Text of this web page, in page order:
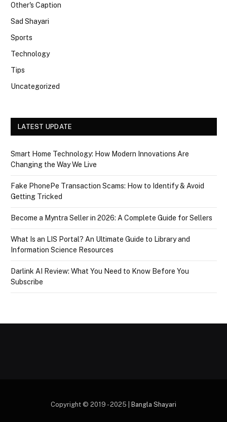
Other's Caption
Sad Shayari
Sports
Technology
Tips
Uncategorized
LATEST UPDATE
Smart Home Technology: How Modern Innovations Are
Changing the Way We Live
Fake PhonePe Transaction Scams: How to Identify & Avoid
Getting Tricked
Become a Myntra Seller in 2026: A Complete Guide for Sellers
What Is an LIS Portal? An Ultimate Guide to Library and
Information Science Resources
Darlink AI Review: What You Need to Know Before You
Subscribe
Copyright © 2019 - 2025 | Bangla Shayari